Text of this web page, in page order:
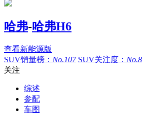
哈弗-哈弗H6
查看新能源版
SUV销量榜： No.107 SUV关注度： No.8
关注
综述
参配
车图